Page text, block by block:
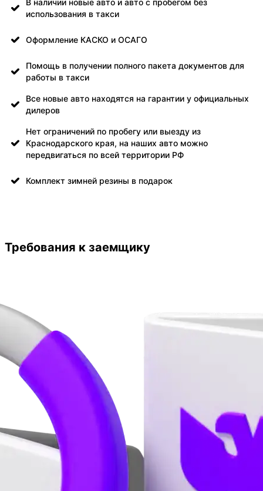
В наличии новые авто и авто с пробегом без
использования в такси
Оформление КАСКО и ОСАГО
Помощь в получении полного пакета документов для
работы в такси
Все новые авто находятся на гарантии у официальных
дилеров
Нет ограничений по пробегу или выезду из
Краснодарского края, на наших авто можно
передвигаться по всей территории РФ
Комплект зимней резины в подарок
Требования к заемщику